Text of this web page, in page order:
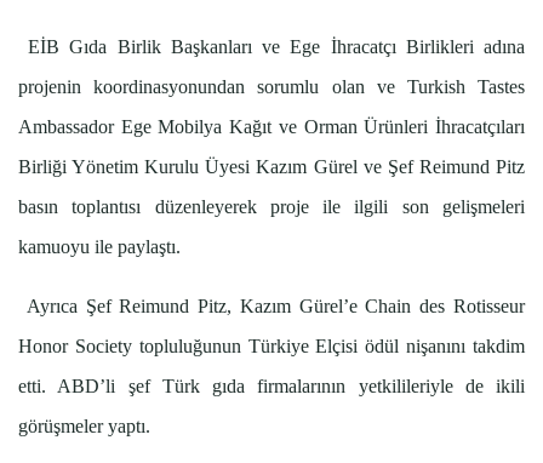
EİB Gıda Birlik Başkanları ve Ege İhracatçı Birlikleri adına
projenin koordinasyonundan sorumlu olan ve Turkish Tastes
Ambassador Ege Mobilya Kağıt ve Orman Ürünleri İhracatçıları
Birliği Yönetim Kurulu Üyesi Kazım Gürel ve Şef Reimund Pitz
basın toplantısı düzenleyerek proje ile ilgili son gelişmeleri
kamuoyu ile paylaştı.
Ayrıca Şef Reimund Pitz, Kazım Gürel’e Chain des Rotisseur
Honor Society topluluğunun Türkiye Elçisi ödül nişanını takdim
etti. ABD’li şef Türk gıda firmalarının yetkilileriyle de ikili
görüşmeler yaptı.